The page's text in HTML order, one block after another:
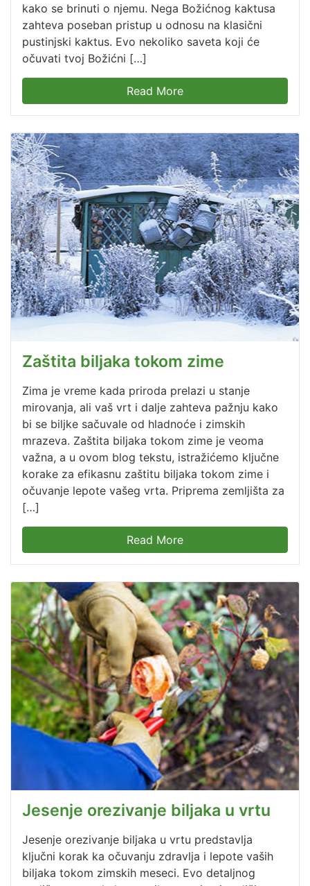
kako se brinuti o njemu. Nega Božićnog kaktusa
zahteva poseban pristup u odnosu na klasični
pustinjski kaktus. Evo nekoliko saveta koji će
očuvati tvoj Božićni […]
Read More
Zaštita biljaka tokom zime
Zima je vreme kada priroda prelazi u stanje
mirovanja, ali vaš vrt i dalje zahteva pažnju kako
bi se biljke sačuvale od hladnoće i zimskih
mrazeva. Zaštita biljaka tokom zime je veoma
važna, a u ovom blog tekstu, istražićemo ključne
korake za efikasnu zaštitu biljaka tokom zime i
očuvanje lepote vašeg vrta. Priprema zemljišta za
[…]
Read More
Jesenje orezivanje biljaka u vrtu
Jesenje orezivanje biljaka u vrtu predstavlja
ključni korak ka očuvanju zdravlja i lepote vaših
biljaka tokom zimskih meseci. Evo detaljnog